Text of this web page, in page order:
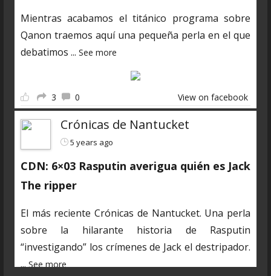
Mientras acabamos el titánico programa sobre
Qanon traemos aquí una pequeña perla en el que
debatimos ... See more
3 0 View on facebook
Crónicas de Nantucket
5 years ago
CDN: 6×03 Rasputin averigua quién es Jack
The ripper
El más reciente Crónicas de Nantucket. Una perla
sobre la hilarante historia de Rasputin
“investigando” los crímenes de Jack el destripador.
...See more